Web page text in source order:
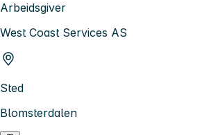
Arbeidsgiver
West Coast Services AS
Sted
Blomsterdalen